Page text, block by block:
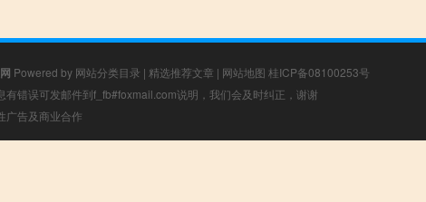
Powered by 网站分类目录 | 精选推荐文章 | 网站地图 桂ICP备08100253号
有错误可发邮件到f_fb#foxmail.com说明，我们会及时纠正，谢谢
广告及商业合作